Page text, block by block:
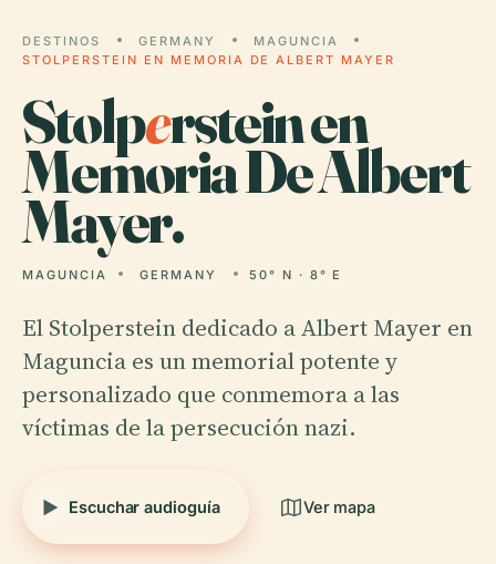
DESTINOS GERMANY
MAGUNCIA
STOLPERSTEIN EN MEMORIA DE ALBERT MAYER
Stolperstein en
Memoria De Albert
Mayer.
MAGUNCIA GERMANY 50° N · 8° E
El Stolperstein dedicado a Albert Mayer en
Maguncia es un memorial potente y
personalizado que conmemora a las
víctimas de la persecución nazi.
Escuchar audioguía Ver mapa